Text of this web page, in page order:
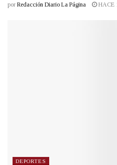
por Redacción Diario La Página HACE
DEPORTES